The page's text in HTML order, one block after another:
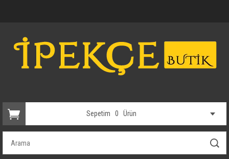
Sepetim 0 Ürün